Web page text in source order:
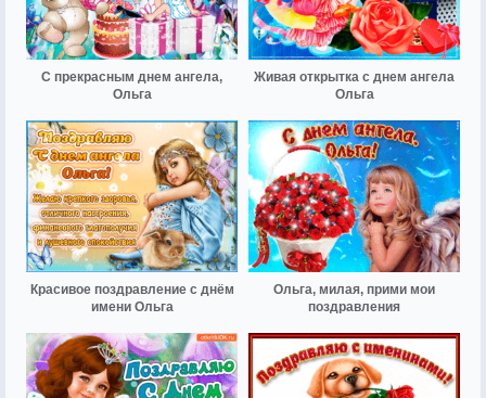
С прекрасным днем ангела,
Ольга
Живая открытка с днем ангела
Ольга
Красивое поздравление с днём
имени Ольга
Ольга, милая, прими мои
поздравления